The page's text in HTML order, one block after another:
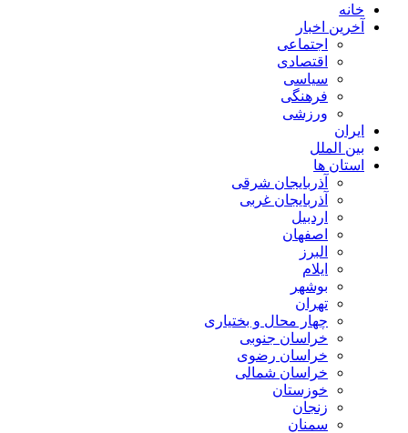
خانه
آخرین اخبار
اجتماعی
اقتصادی
سیاسی
فرهنگی
ورزشی
ایران
بین الملل
استان ها
آذربایجان شرقی
آذربایجان غربی
اردبیل
اصفهان
البرز
ایلام
بوشهر
تهران
چهار محال و بختیاری
خراسان جنوبی
خراسان رضوی
خراسان شمالی
خوزستان
زنجان
سمنان